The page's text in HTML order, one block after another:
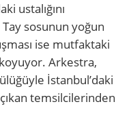
ustalığını
sosunun yoğun
ise mutfaktaki
Arkestra,
İstanbul’daki
temsilcilerinden